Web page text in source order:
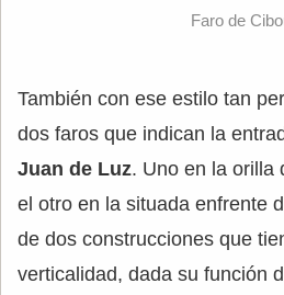
Faro de
También con ese estilo tan
dos faros que indican la
Juan de Luz. Uno en la orilla
el otro en la situada enfrente
de dos construcciones que
verticalidad, dada su función